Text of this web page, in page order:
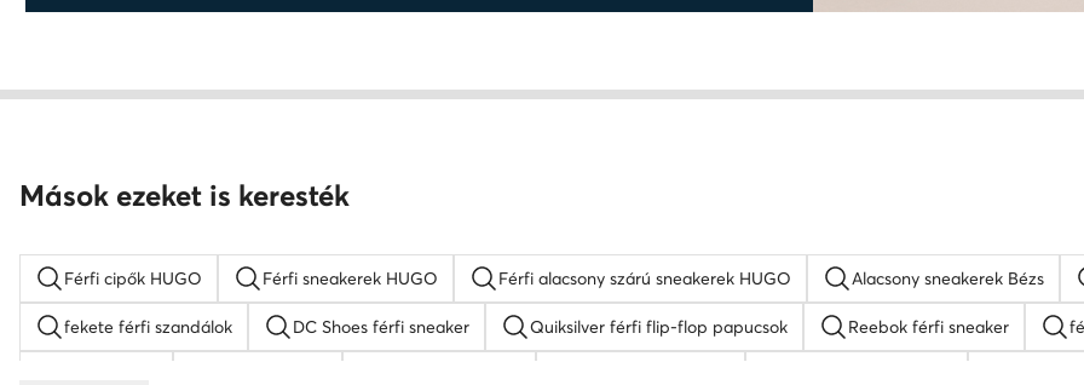
Mások ezeket is keresték
Férfi cipők HUGO Férfi sneakerek HUGO Férfi alacsony szárú sneakerek HUGO Alacsony sneakerek Bézs
fekete férfi szandálok DC Shoes férfi sneaker Quiksilver férfi flip-flop papucsok Reebok férfi sneaker